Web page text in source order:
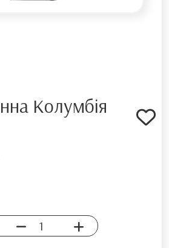
Колумбія